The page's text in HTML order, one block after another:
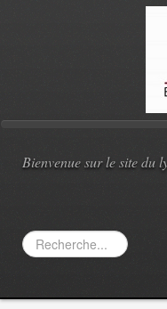
Bienvenue sur le site du
Rechercher